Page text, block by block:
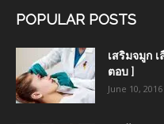
POPULAR POSTS
เสริมจมูก
ตอบ ]
June 10, 2016